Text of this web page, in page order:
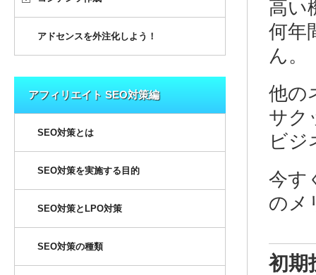
高い
何年
ん。
他の
サク
ビジ
今す
のメ
初期
アドセンスを外注化しよう！
アフィリエイト SEO対策編
SEO対策とは
SEO対策を実施する目的
SEO対策とLPO対策
SEO対策の種類